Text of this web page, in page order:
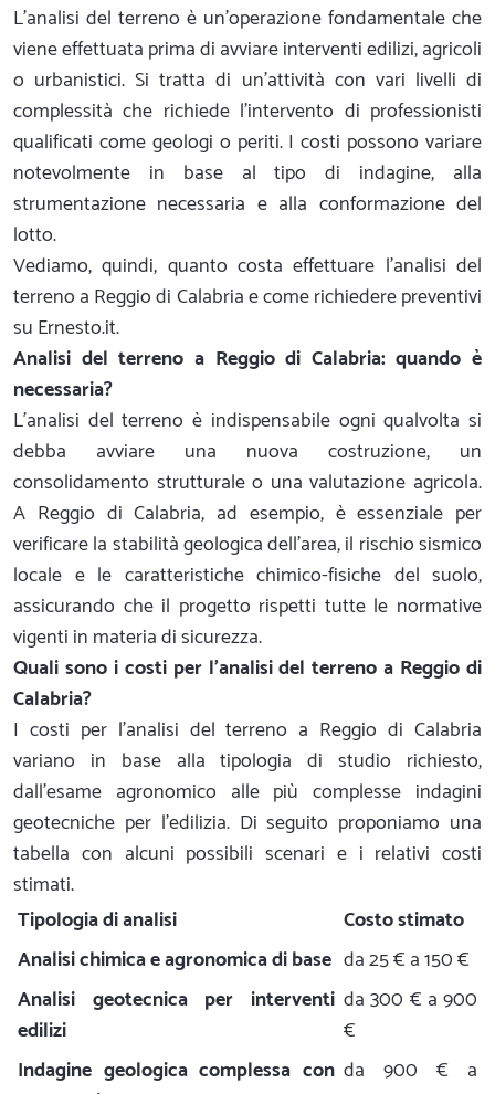
L'analisi del terreno è un'operazione fondamentale che
viene effettuata prima di avviare interventi edilizi, agricoli
o urbanistici. Si tratta di un'attività con vari livelli di
complessità che richiede l'intervento di professionisti
qualificati come geologi o periti. I costi possono variare
notevolmente in base al tipo di indagine, alla
strumentazione necessaria e alla conformazione del
lotto.
Vediamo, quindi, quanto costa effettuare l'analisi del
terreno a Reggio di Calabria e come richiedere preventivi
su Ernesto.it.
Analisi del terreno a Reggio di Calabria: quando è
necessaria?
L'analisi del terreno è indispensabile ogni qualvolta si
debba avviare una nuova costruzione, un
consolidamento strutturale o una valutazione agricola.
A Reggio di Calabria, ad esempio, è essenziale per
verificare la stabilità geologica dell'area, il rischio sismico
locale e le caratteristiche chimico-fisiche del suolo,
assicurando che il progetto rispetti tutte le normative
vigenti in materia di sicurezza.
Quali sono i costi per l'analisi del terreno a Reggio di
Calabria?
I costi per l'analisi del terreno a Reggio di Calabria
variano in base alla tipologia di studio richiesto,
dall'esame agronomico alle più complesse indagini
geotecniche per l'edilizia. Di seguito proponiamo una
tabella con alcuni possibili scenari e i relativi costi
stimati.
Tipologia di analisi
Costo stimato
Analisi chimica e agronomica di base da 25 € a 150 €
Analisi geotecnica per interventi
edilizi
da 300 € a 900
€
Indagine geologica complessa con da 900 € a